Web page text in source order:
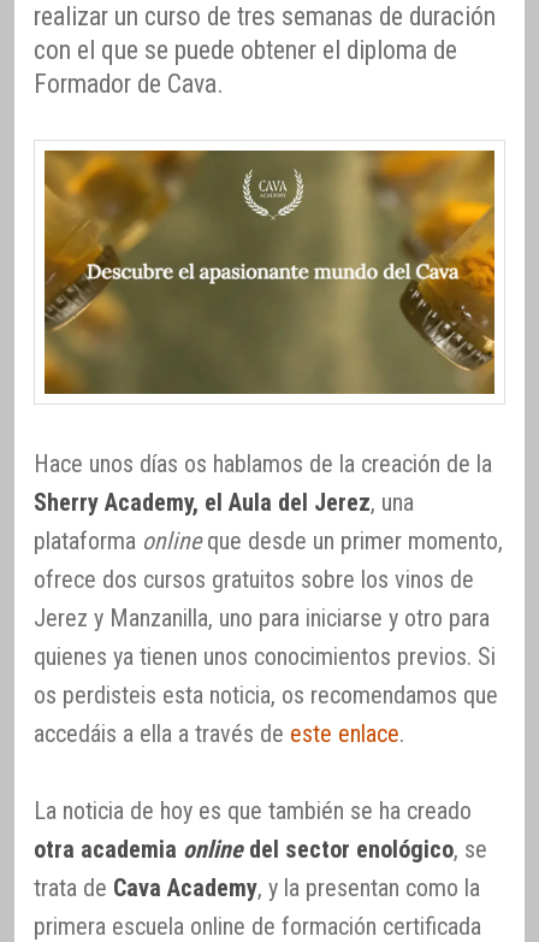
realizar un curso de tres semanas de duración
con el que se puede obtener el diploma de
Formador de Cava.
Hace unos días os hablamos de la creación de la
Sherry Academy, el Aula del Jerez, una
plataforma onlineque desde un primer momento,
ofrece dos cursos gratuitos sobre los vinos de
Jerez y Manzanilla, uno para iniciarse y otro para
quienes ya tienen unos conocimientos previos. Si
os perdisteis esta noticia, os recomendamos que
accedáis a ella a través de este enlace.
La noticia de hoy es que también se ha creado
otra academia onlinedel sector enológico, se
trata de Cava Academy, y la presentan como la
primera escuela online de formación certificada